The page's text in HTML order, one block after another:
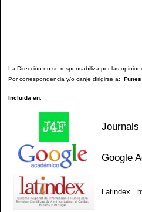
La Dirección no se responsabiliza por las
Por correspondencia y/o canje dirigirse a:
Incluida en:
Journals
Google
Latindex